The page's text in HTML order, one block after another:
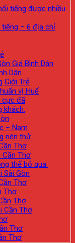
tiếng được nhiều
tiếng – 6 địa chỉ
Giá Bình Dân
Dân
Giới Trẻ
vị Huế
cực đã
khách.
– Nam
nên thử.
Thơ
Cần Thơ
thể bỏ qua.
Sài Gòn
Thơ
Thơ
Thơ
Cần Thơ
Thơ
Thơ